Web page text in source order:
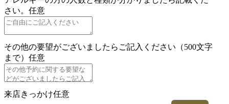
さい。 任意
その他の要望がございましたらご記入ください（500文字
まで） 任意
来店きっかけ任意